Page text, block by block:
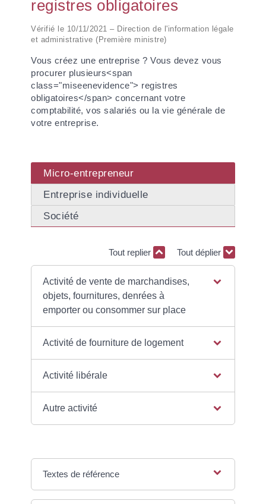
registres obligatoires
Vérifié le 10/11/2021 – Direction de l'information légale
et administrative (Première ministre)
Vous créez une entreprise ? Vous devez vous
procurer plusieurs<span
class="miseenevidence"> registres
obligatoires</span> concernant votre
comptabilité, vos salariés ou la vie générale de
votre entreprise.
Micro-entrepreneur
Entreprise individuelle
Société
Tout replier Tout déplier
Activité de vente de marchandises,
objets, fournitures, denrées à
emporter ou consommer sur place
Activité de fourniture de logement
Activité libérale
Autre activité
Textes de référence